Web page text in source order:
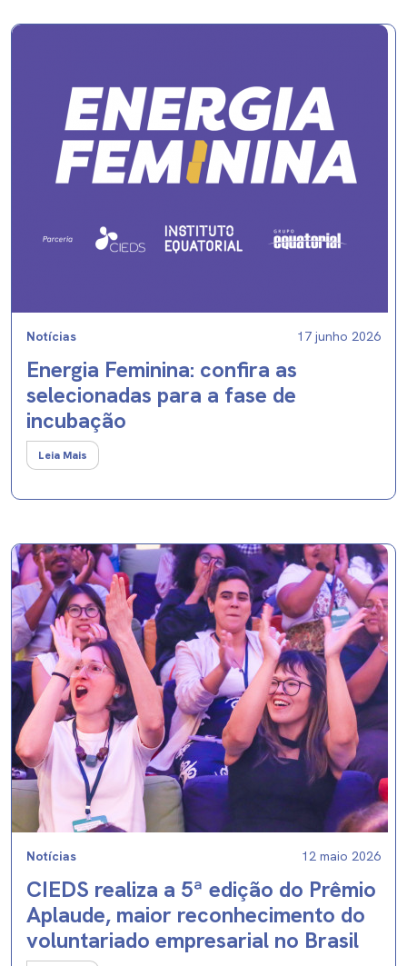
Notícias 17 junho 2026
Energia Feminina: confira as
selecionadas para a fase de
incubação
Leia Mais
Notícias 12 maio 2026
CIEDS realiza a 5ª edição do Prêmio
Aplaude, maior reconhecimento do
voluntariado empresarial no Brasil